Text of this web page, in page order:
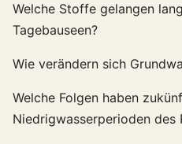
Welche Stoffe gelangen
Tagebauseen?
Wie verändern sich
Welche Folgen haben
Niedrigwasserperioden des